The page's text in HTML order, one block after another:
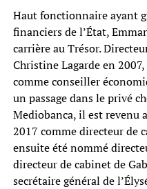
Haut fonctionnaire ayant
financiers de l’État,
carrière au Trésor.
Christine Lagarde en
comme conseiller
un passage dans le privé
Mediobanca, il est revenu
2017 comme directeur de
ensuite été nommé
directeur de cabinet de
secrétaire général de